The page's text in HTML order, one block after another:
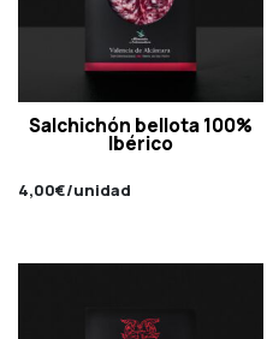
Salchichón bellota 100%
Ibérico
4,00€/unidad